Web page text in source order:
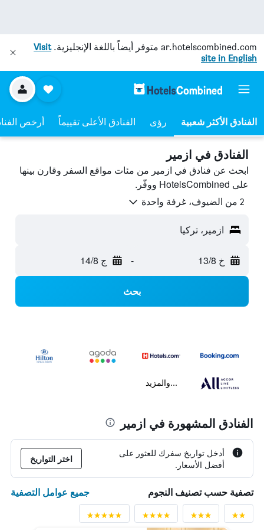
ar.hotelscombined.com متوفر أيضاً باللغة الإنجليزية.Visit
site in English
رؤى الفنادق الأعلى تقييماً أرخص
الفنادق في ازمير
ابحث عن فنادق في ازمير من مئات مواقع السفر وقارن بينها
على HotelsCombined ووفّر.
2 من الضيوف، غرفة واحدة
ازمير، تركيا
خ 13/8 - ج 14/8
بحث
...والمزيد
الفنادق المشهورة في ازمير
أدخل تواريخ سفرك للعثور على
أفضل الأسعار.
اختر التواريخ
تصفية حسب تصنيف النجوم جميع عوامل التصفية